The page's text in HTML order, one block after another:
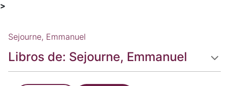
>
Sejourne, Emmanuel
Libros de: Sejourne, Emmanuel